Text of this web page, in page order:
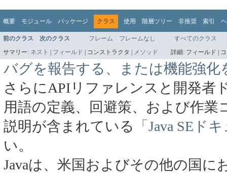
概要 モジュール パッケージ クラス 使用 階層ツリー 非推奨 索引
前のクラス 次のクラス フレーム フレームなし
すべてのクラス
サマリー: ネスト | フィールド | コンストラクタ | メソッド 詳細: フィールド |
バグを報告する、または機能強化
さらにAPIリファレンスと開発者
用語の定義、回避策、および作
説明が含まれている
「Java SEド
い。
Javaは、米国およびその他の国に